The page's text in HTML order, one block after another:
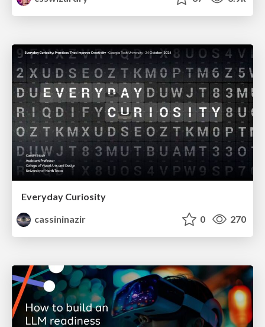
Everyday Curiosity
cassininazir
0 270